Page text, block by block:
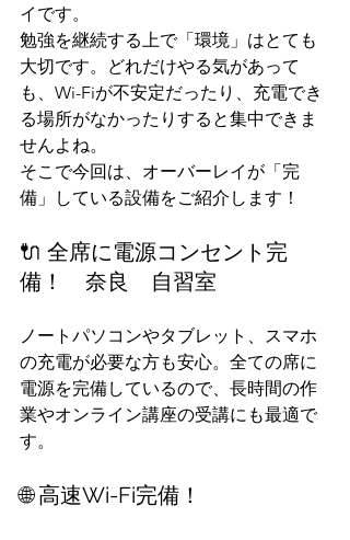
イです。
勉強を継続する上で「環境」はとても
大切です。どれだけやる気があって
も、Wi-Fiが不安定だったり、充電でき
る場所がなかったりすると集中できま
せんよね。
そこで今回は、オーバーレイが「完
備」している設備をご紹介します！
🔌 全席に電源コンセント完
備！　奈良　自習室
ノートパソコンやタブレット、スマホ
の充電が必要な方も安心。全ての席に
電源を完備しているので、長時間の作
業やオンライン講座の受講にも最適で
す。
🌐 高速Wi-Fi完備！